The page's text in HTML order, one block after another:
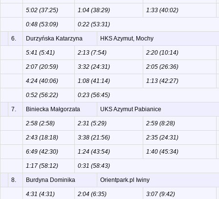
5:02 (37:25) 1:04 (38:29) 1:33 (40:02)
0:48 (53:09) 0:22 (53:31)
6. Durzyńska Katarzyna HKS Azymut, Mochy
5:41 (5:41) 2:13 (7:54) 2:20 (10:14)
2:07 (20:59) 3:32 (24:31) 2:05 (26:36)
4:24 (40:06) 1:08 (41:14) 1:13 (42:27)
0:52 (56:22) 0:23 (56:45)
7. Biniecka Małgorzata UKS Azymut Pabianice
2:58 (2:58) 2:31 (5:29) 2:59 (8:28)
2:43 (18:18) 3:38 (21:56) 2:35 (24:31)
6:49 (42:30) 1:24 (43:54) 1:40 (45:34)
1:17 (58:12) 0:31 (58:43)
8. Burdyna Dominika Orientpark.pl Iwiny
4:31 (4:31) 2:04 (6:35) 3:07 (9:42)